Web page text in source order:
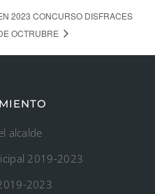
2023 CONCURSO DISFRACES
OCTRUBRE
alcalde
2019-2023
2023